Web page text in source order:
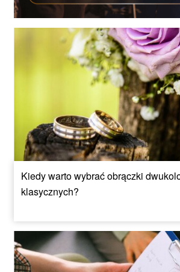
Kiedy warto wybrać obrączki
klasycznych?